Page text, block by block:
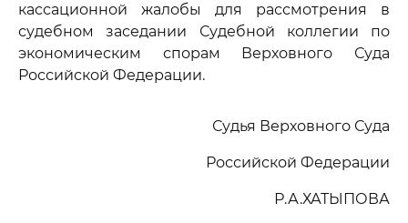
кассационной жалобы для рассмотрения в
судебном заседании Судебной коллегии по
экономическим спорам Верховного Суда
Российской Федерации.
Судья Верховного Суда
Российской Федерации
Р.А.ХАТЫПОВА